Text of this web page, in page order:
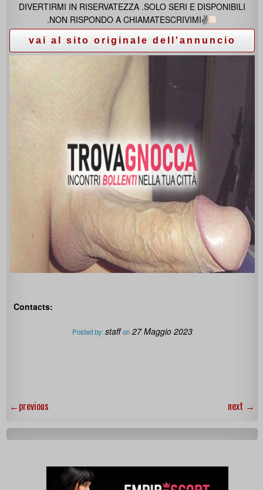
DIVERTIRMI IN RISERVATEZZA .SOLO SERI E DISPONIBILI
.NON RISPONDO A CHIAMATESCRIVIMI✌
Contacts:
Posted by:staff on 27 Maggio 2023
←previous next →